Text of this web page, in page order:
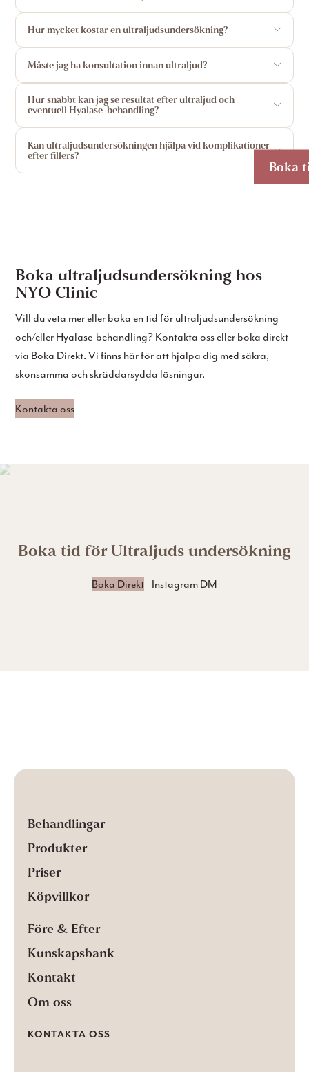
Boka
Hur mycket kostar en ultraljudsundersökning?
Måste jag ha konsultation innan ultraljud?
Hur snabbt kan jag se resultat efter ultraljud och
eventuell Hyalase-behandling?
Kan ultraljudsundersökningen hjälpa vid komplikationer
efter fillers?
Boka ultraljudsundersökning hos
NYO Clinic
Vill du veta mer eller boka en tid för ultraljudsundersökning
och/eller Hyalase-behandling? Kontakta oss eller boka direkt
via Boka Direkt. Vi finns här för att hjälpa dig med säkra,
skonsamma och skräddarsydda lösningar.
Kontakta oss
Boka tid för Ultraljuds undersökning
Boka Direkt Instagram DM
Behandlingar
Produkter
Priser
Köpvillkor
Före & Efter
Kunskapsbank
Kontakt
Om oss
KONTAKTA OSS